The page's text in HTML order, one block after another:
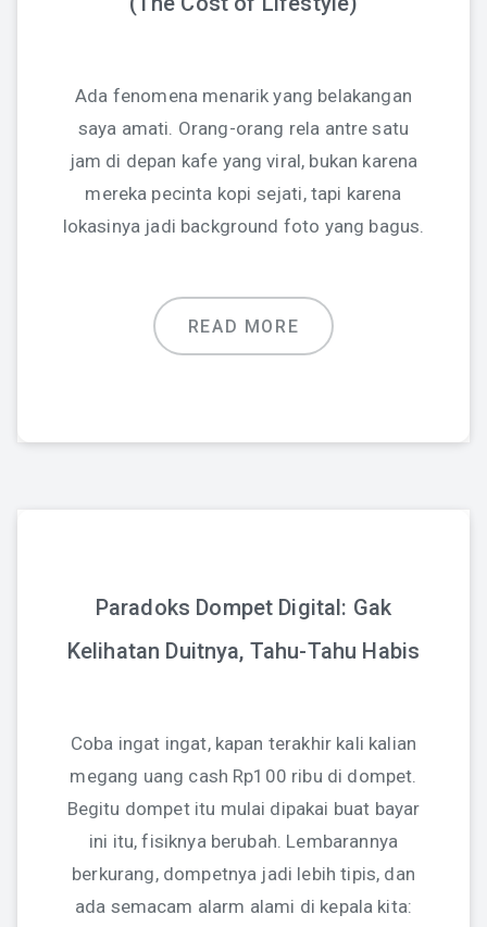
Ada fenomena menarik yang belakangan
saya amati. Orang-orang rela antre satu
jam di depan kafe yang viral, bukan karena
mereka pecinta kopi sejati, tapi karena
lokasinya jadi background foto yang bagus.
READ MORE
Paradoks Dompet Digital: Gak
Kelihatan Duitnya, Tahu-Tahu Habis
Coba ingat ingat, kapan terakhir kali kalian
megang uang cash Rp100 ribu di dompet.
Begitu dompet itu mulai dipakai buat bayar
ini itu, fisiknya berubah. Lembarannya
berkurang, dompetnya jadi lebih tipis, dan
ada semacam alarm alami di kepala kita: